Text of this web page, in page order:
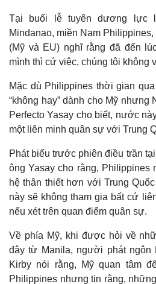
Quan sát
Cuộc sống đó đây
Hồ sơ
Ảnh
E-
Tại buổi lễ tuyên dương lực
Mindanao, miền Nam
(Mỹ và EU) nghĩ rằng đã đến
mình thì cứ việc, chúng tôi không
Mặc dù Philippines thời gian
“không hay” dành cho Mỹ
Perfecto Yasay cho biết, nước
một liên minh quân sự với Trung
Phát biểu trước phiên điều trần
ông Yasay cho rằng, Philippines
hệ thân thiết hơn với Trung
này sẽ không tham gia bất cứ
nếu xét trên quan điểm quân sự.
Về phía Mỹ, khi được hỏi về
đây từ Manila, người phát ngôn
Kirby nói rằng, Mỹ quan tâm
Philippines nhưng tin rằng,